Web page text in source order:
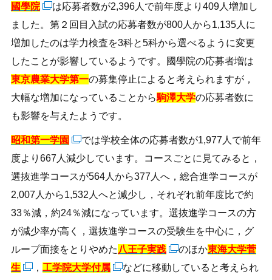
國學院
は応募者数が2,396人で前年度より409人増加し
ました。第２回目入試の応募者数が800人から1,135人に
増加したのは学力検査を3科と5科から選べるように変更
したことが影響しているようです。國學院の応募者増は
東京農業大学第一の募集停止によると考えられますが，
大幅な増加になっていることから駒澤大学の応募者数に
も影響を与えたようです。
昭和第一学園
では学校全体の応募者数が1,977人で前年
度より667人減少しています。コースごとに見てみると，
選抜進学コースが564人から377人へ，総合進学コースが
2,007人から1,532人へと減少し，それぞれ前年度比で約
33％減，約24％減になっています。選抜進学コースの方
が減少率が高く，選抜進学コースの受験生を中心に，グ
ループ面接をとりやめた 八王子実践 のほか東海大学菅
生
， 工学院大学付属
などに移動していると考えられ